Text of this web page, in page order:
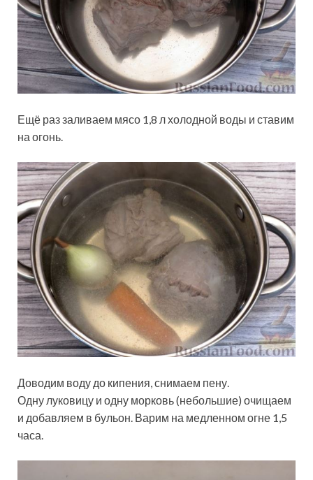
Ещё раз заливаем мясо 1,8 л холодной воды и ставим
на огонь.
Доводим воду до кипения, снимаем пену.
Одну луковицу и одну морковь (небольшие) очищаем
и добавляем в бульон. Варим на медленном огне 1,5
часа.